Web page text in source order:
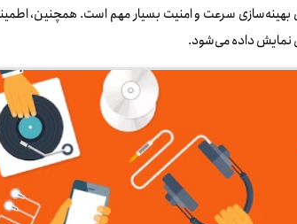
بهینه‌سازی سرعت و امنیت بسیار مهم است. همچنین،
نمایش داده می‌شود.